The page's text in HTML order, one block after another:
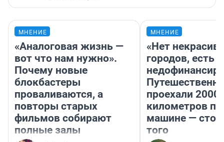
МНЕНИЕ
«Аналоговая жизнь —
вот что нам нужно».
Почему новые
блокбастеры
проваливаются, а
повторы старых
фильмов собирают
полные залы
МНЕНИЕ
«Нет
городов, есть
проехали 2000
километров по
машине —
того